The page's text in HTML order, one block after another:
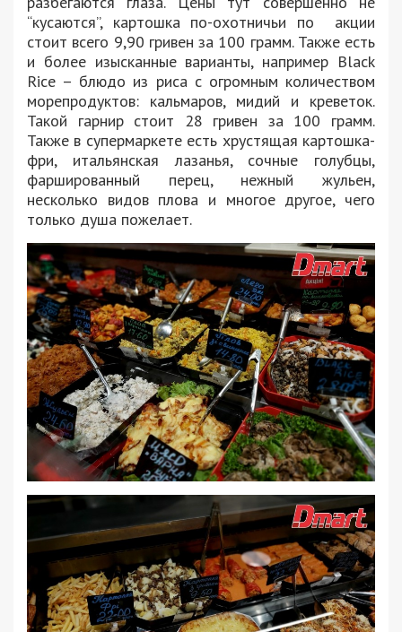
“кусаются”, картошка по-охотничьи по акции
стоит всего 9,90 гривен за 100 грамм. Также есть
и более изысканные варианты, например Black
Rice – блюдо из риса с огромным количеством
морепродуктов: кальмаров, мидий и креветок.
Такой гарнир стоит 28 гривен за 100 грамм.
Также в супермаркете есть хрустящая картошка-
фри, итальянская лазанья, сочные голубцы,
фаршированный перец, нежный жульен,
несколько видов плова и многое другое, чего
только душа пожелает.